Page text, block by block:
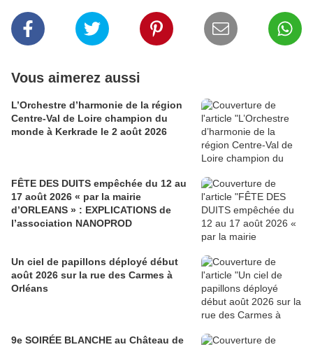
Vous aimerez aussi
L’Orchestre d’harmonie de la région
Centre-Val de Loire champion du
monde à Kerkrade le 2 août 2026
FÊTE DES DUITS empêchée du 12 au
17 août 2026 « par la mairie
d’ORLEANS » : EXPLICATIONS de
l’association NANOPROD
Un ciel de papillons déployé début
août 2026 sur la rue des Carmes à
Orléans
9e SOIRÉE BLANCHE au Château de